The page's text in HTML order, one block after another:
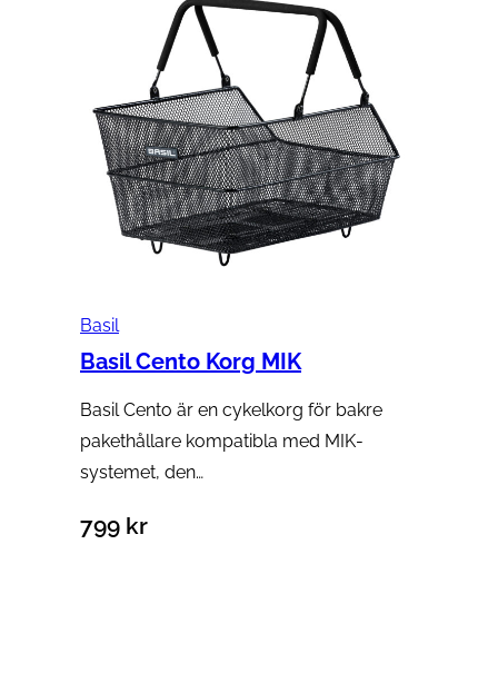
Basil
Basil Cento Korg MIK
Basil Cento är en cykelkorg för bakre
pakethållare kompatibla med MIK-
systemet, den…
799 kr